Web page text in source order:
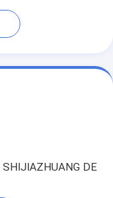
SHIJIAZHUANG DE